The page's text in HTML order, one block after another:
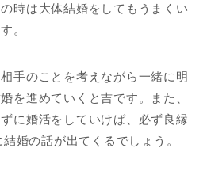
時は大体結婚をしてもうまくい
。
手のことを考えながら一緒に明
を進めていくと吉です。また、
に婚活をしていけば、必ず良縁
婚の話が出てくるでしょう。